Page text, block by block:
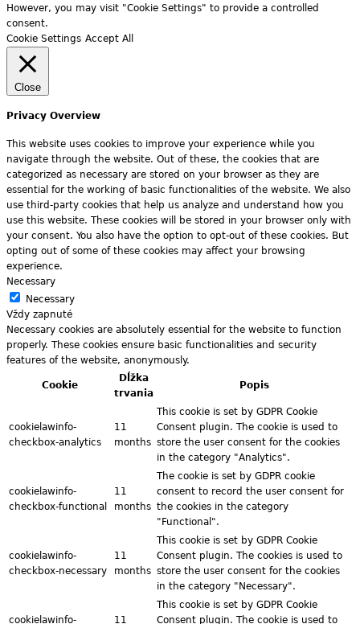
However, you may visit "Cookie Settings" to provide a controlled
consent.
Cookie Settings Accept All
Close
Privacy Overview
This website uses cookies to improve your experience while you
navigate through the website. Out of these, the cookies that are
categorized as necessary are stored on your browser as they are
essential for the working of basic functionalities of the website. We also
use third-party cookies that help us analyze and understand how you
use this website. These cookies will be stored in your browser only with
your consent. You also have the option to opt-out of these cookies. But
opting out of some of these cookies may affect your browsing
experience.
Necessary
Necessary
Vždy zapnuté
Necessary cookies are absolutely essential for the website to function
properly. These cookies ensure basic functionalities and security
features of the website, anonymously.
Cookie
Dĺžka
trvania
Popis
cookielawinfo-
checkbox-analytics
11
months
This cookie is set by GDPR Cookie
Consent plugin. The cookie is used to
store the user consent for the cookies
in the category "Analytics".
cookielawinfo-
checkbox-functional
11
months
The cookie is set by GDPR cookie
consent to record the user consent for
the cookies in the category
"Functional".
cookielawinfo-
checkbox-necessary
11
months
This cookie is set by GDPR Cookie
Consent plugin. The cookies is used to
store the user consent for the cookies
in the category "Necessary".
cookielawinfo-
11
This cookie is set by GDPR Cookie
Consent plugin. The cookie is used to